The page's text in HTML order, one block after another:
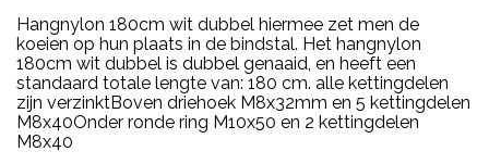
Hangnylon 180cm wit dubbel hiermee zet men de
koeien op hun plaats in de bindstal. Het hangnylon
180cm wit dubbel is dubbel genaaid, en heeft een
standaard totale lengte van: 180 cm. alle kettingdelen
zijn verzinktBoven driehoek M8x32mm en 5 kettingdelen
M8x40Onder ronde ring M10x50 en 2 kettingdelen
M8x40